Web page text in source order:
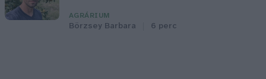
AGRÁRIUM
Börzsey Barbara 6 perc